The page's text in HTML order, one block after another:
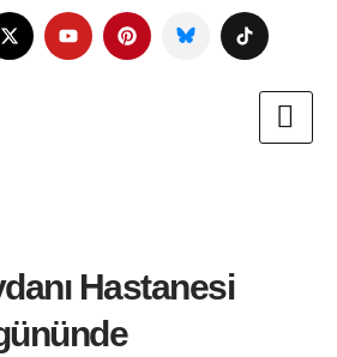
Hastanesi